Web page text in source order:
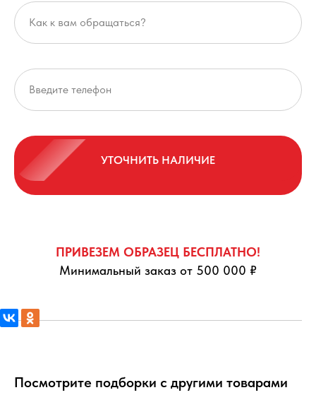
УТОЧНИТЬ НАЛИЧИЕ
ПРИВЕЗЕМ ОБРАЗЕЦ БЕСПЛАТНО!
Минимальный заказ от 500 000 ₽
Посмотрите подборки с другими товарами